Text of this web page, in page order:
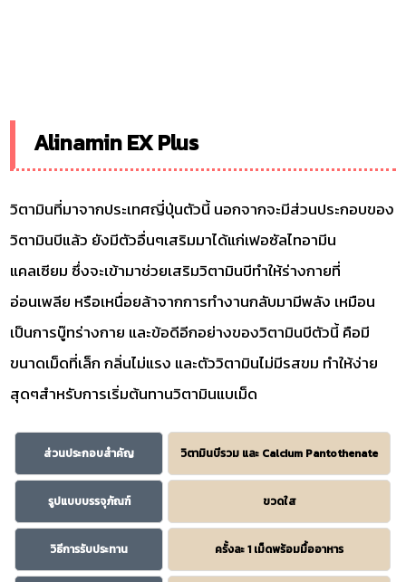
Alinamin EX Plus
วิตามินที่มาจากประเทศญี่ปุ่นตัวนี้ นอกจากจะมีส่วนประกอบของ
วิตามินบีแล้ว ยังมีตัวอื่นๆเสริมมาได้แก่เฟอซัลไทอามีน
แคลเซียม ซึ่งจะเข้ามาช่วยเสริมวิตามินบีทำให้ร่างกายที่
อ่อนเพลีย หรือเหนื่อยล้าจากการทำงานกลับมามีพลัง เหมือน
เป็นการบู๊ทร่างกาย และข้อดีอีกอย่างของวิตามินบีตัวนี้ คือมี
ขนาดเม็ดที่เล็ก กลิ่นไม่แรง และตัววิตามินไม่มีรสขม ทำให้ง่าย
สุดๆสำหรับการเริ่มต้นทานวิตามินแบเม็ด
ส่วนประกอบสำคัญ วิตามินบีรวม และ Calcium Pantothenate
รูปแบบบรรจุภัณฑ์ ขวดใส
วิธีการรับประทาน ครั้งละ 1 เม็ดพร้อมมื้ออาหาร